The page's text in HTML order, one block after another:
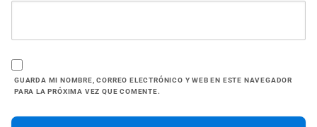
GUARDA MI NOMBRE, CORREO ELECTRÓNICO Y WEB EN ESTE NAVEGADOR
PARA LA PRÓXIMA VEZ QUE COMENTE.